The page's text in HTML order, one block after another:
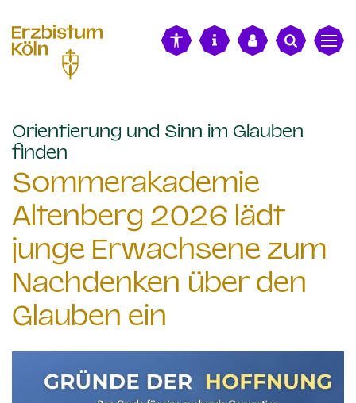
Orientierung und Sinn im Glauben
finden
Sommerakademie
Altenberg 2026 lädt
junge Erwachsene zum
Nachdenken über den
Glauben ein